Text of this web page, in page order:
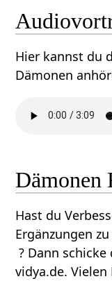
Hier kannst du
Dämonen
Dämonen
Hast du
Ergänzungen
? Dann
vidya.de. Vielen